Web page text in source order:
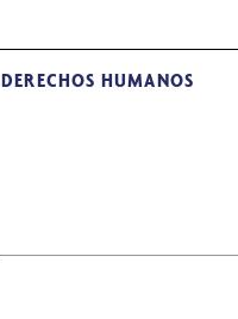
DERECHOS HUMANOS